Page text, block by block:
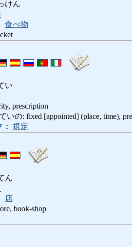
けん
食べ物
い
prescription
いの: fixed [appointed] (place, time),
規定
ん
店
book-shop